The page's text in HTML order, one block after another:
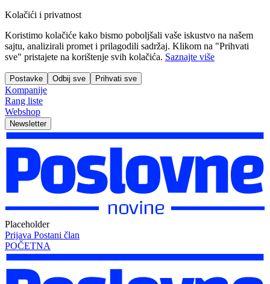
Kolačići i privatnost
Koristimo kolačiće kako bismo poboljšali vaše iskustvo na našem
sajtu, analizirali promet i prilagodili sadržaj. Klikom na "Prihvati
sve" pristajete na korištenje svih kolačića. Saznajte više
Postavke Odbij sve Prihvati sve
Kompanije
Rang liste
Webshop
Newsletter
Placeholder
Prijava Postani član
POČETNA